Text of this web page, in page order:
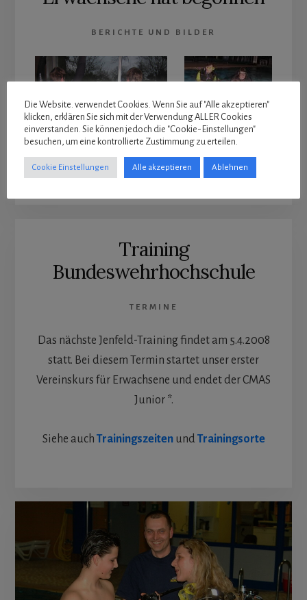
BERICHTE UND BILDER
Training
Bundeswehrhochschule
TERMINE
Das nächste Jenfeld-Training findet am 5.4.2008
statt. Bei diesem Termin startet unser erster
Vereinskurs für Erwachsene und endet der CMAS
Junior *.
Siehe auch Trainingszeitenund Trainingsorte
Die Website. verwendet Cookies. Wenn Sie auf "Alle akzeptieren"
klicken, erklären Sie sich mit der Verwendung ALLER Cookies
einverstanden. Sie können jedoch die "Cookie-Einstellungen"
besuchen, um eine kontrollierte Zustimmung zu erteilen.
Cookie Einstellungen Alle akzeptieren Ablehnen